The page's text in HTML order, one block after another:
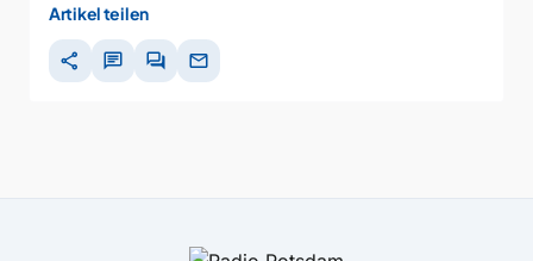
Artikel teilen
share chat forum mail